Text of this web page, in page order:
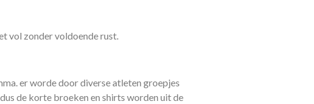
vol zonder voldoende rust.
er worde door diverse atleten groepjes
de korte broeken en shirts worden uit de